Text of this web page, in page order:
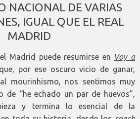
NACIONAL DE VARIAS
IGUAL QUE EL REAL
MADRID
Madrid puede resumirse en Voy a
por ese oscuro vicio de ganar,
mourinhismo, nos sentimos muy
de “he echado un par de huevos”,
y termina lo esencial de la